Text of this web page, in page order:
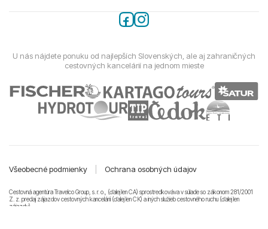
U nás nájdete ponuku od najlepších Slovenských, ale aj zahraničných
cestovných kancelárií na jednom mieste
Všeobecné podmienky Ochrana osobných údajov
Cestovná agentúra Travelco Group, s. r. o., (ďalej len CA) sprostredkováva v súlade so zákonom 281/2001
Z. z. predaj zájazdov cestovných kancelárii (ďalej len CK) a iných služieb cestovného ruchu (ďalej len
zájazdy).